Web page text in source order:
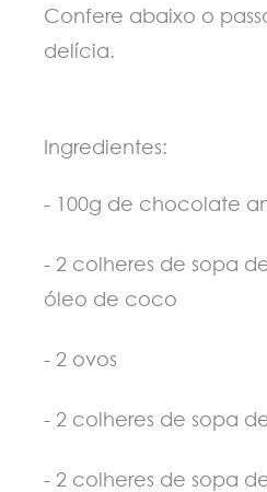
Confere abaixo o
delícia.
Ingredientes:
- 100g de chocolate
- 2 colheres de sopa
óleo de coco
- 2 ovos
- 2 colheres de sopa
- 2 colheres de sopa